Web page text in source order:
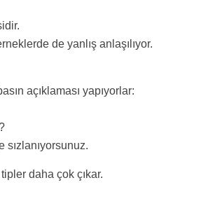
de yanlış anlaşılıyor.
açıklaması yapıyorlar:
daha çok çıkar.